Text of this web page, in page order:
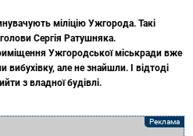
міліцію Ужгорода. Такі
Сергія Ратушняка.
Ужгородської міськради вже
але не знайшли. І відтоді
з владної будівлі.